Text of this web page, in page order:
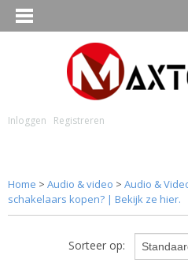
Inloggen Registreren
Home > Audio & video > Audio &
schakelaars kopen? | Bekijk ze hier.
Sorteer op: